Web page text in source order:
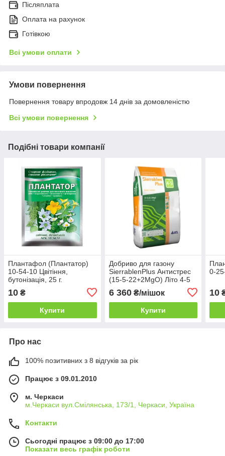
Післяплата
Оплата на рахунок
Готівкою
Всі умови оплати
Умови повернення
Повернення товару впродовж 14 днів за домовленістю
Всі умови повернення
Подібні товари компанії
Плантафол (Плантатор)
10-54-10 Цвітіння,
бутонізація, 25 г.
10 ₴
Купити
Добриво для газону
SierrablenPlus Антистрес
(15-5-22+2MgO) Літо 4-5
6 360₴/мішок
Купити
0-
10
Про нас
100% позитивних з 8 відгуків за рік
Працює з 09.01.2010
м. Черкаси
м.Черкаси вул.Смілянська, 173/1, Черкаси, Україна
Контакти
Сьогодні працює з 09:00 до 17:00
Показати весь графік роботи